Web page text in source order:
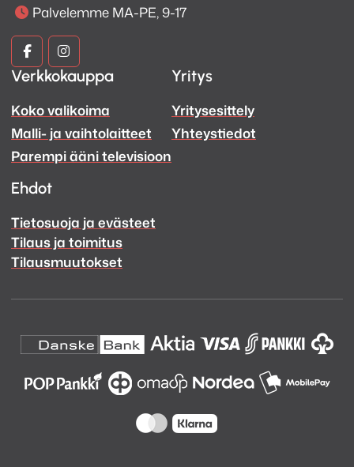
Palvelemme MA-PE, 9-17
Kuva
ja
Ääni
Facebook
Kuva
ja
Ääni
Instagram
Verkkokauppa
Koko valikoima
Malli- ja vaihtolaitteet
Parempi ääni televisioon
Yritys
Yritysesittely
Yhteystiedot
Ehdot
Tietosuoja ja evästeet
Tilaus ja toimitus
Tilausmuutokset